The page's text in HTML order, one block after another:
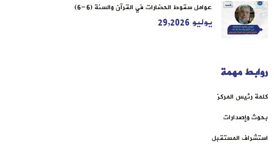
عوامل سقوط الحضارات في القرآن والسنة (6-6)
يوليو 29,2026
روابط مهمة
كلمة رئيس المركز
بحوث وإصدارات
استشراف المستقبل